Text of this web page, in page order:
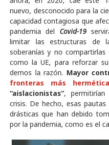
nuevo, desconocido para la
capacidad contagiosa que
pandemia del Covid-19
limitar las estructuras de
soberanías y no compartirlas
como la UE, para reforzar
demos la razón. Mayor
fronteras más
“aislacionistas”,
crisis. De hecho, esas
drásticas que han debido
por la pandemia, como es el